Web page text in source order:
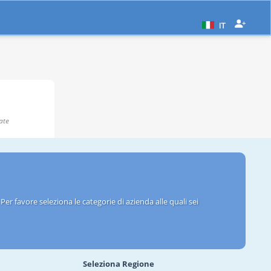
IT
favore seleziona le categorie di azienda alle quali sei
Seleziona Regione